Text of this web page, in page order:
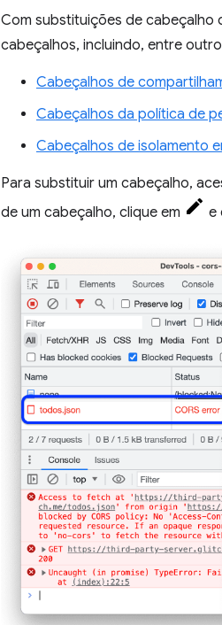
Com substituições de
cabeçalhos, incluindo, entre
Cabeçalhos de
Cabeçalhos da política de
Cabeçalhos de isolamento
Para substituir um cabeçalho,
de um cabeçalho, clique em
e